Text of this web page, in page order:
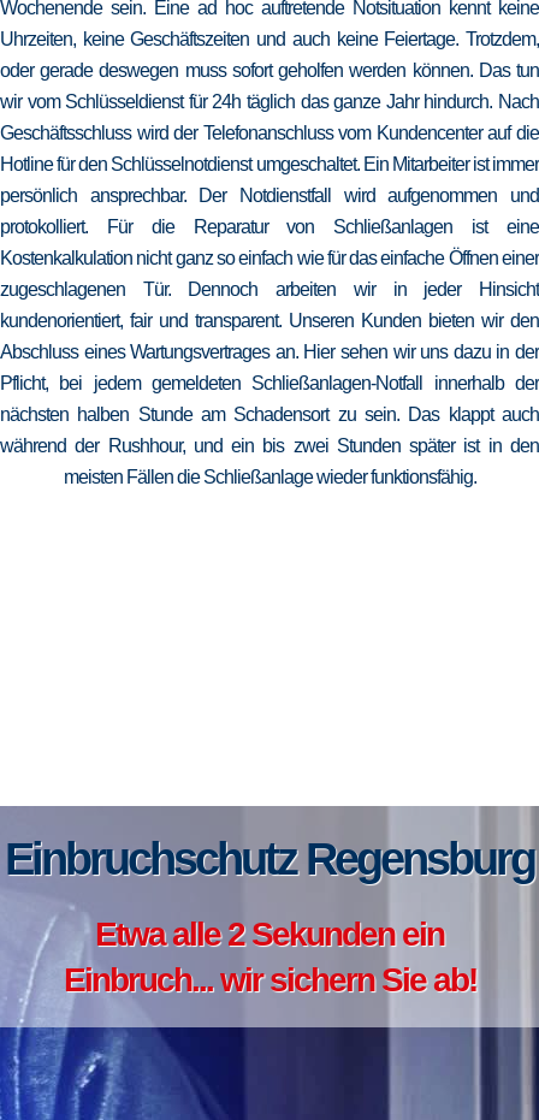
Wochenende sein. Eine ad hoc auftretende Notsituation kennt keine
Uhrzeiten, keine Geschäftszeiten und auch keine Feiertage. Trotzdem,
oder gerade deswegen muss sofort geholfen werden können. Das tun
wir vom Schlüsseldienst für 24h täglich das ganze Jahr hindurch. Nach
Geschäftsschluss wird der Telefonanschluss vom Kundencenter auf die
Hotline für den Schlüsselnotdienst umgeschaltet. Ein Mitarbeiter ist immer
persönlich ansprechbar. Der Notdienstfall wird aufgenommen und
protokolliert. Für die Reparatur von Schließanlagen ist eine
Kostenkalkulation nicht ganz so einfach wie für das einfache Öffnen einer
zugeschlagenen Tür. Dennoch arbeiten wir in jeder Hinsicht
kundenorientiert, fair und transparent. Unseren Kunden bieten wir den
Abschluss eines Wartungsvertrages an. Hier sehen wir uns dazu in der
Pflicht, bei jedem gemeldeten Schließanlagen-Notfall innerhalb der
nächsten halben Stunde am Schadensort zu sein. Das klappt auch
während der Rushhour, und ein bis zwei Stunden später ist in den
meisten Fällen die Schließanlage wieder funktionsfähig.
Einbruchschutz Regensburg
Etwa alle 2 Sekunden ein
Einbruch... wir sichern Sie ab!